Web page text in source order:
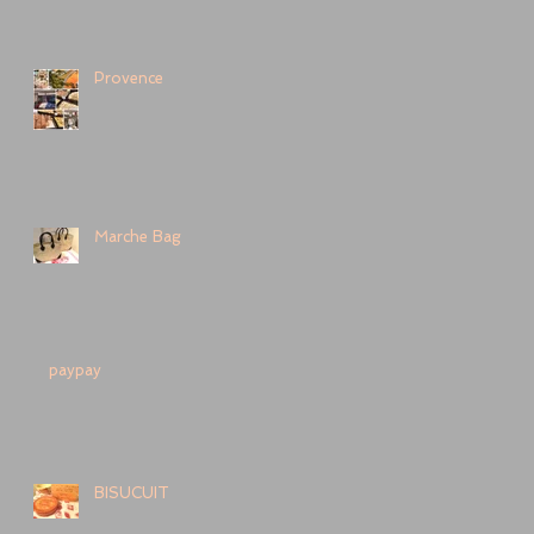
Provence
Marche Bag
paypay
BISUCUIT